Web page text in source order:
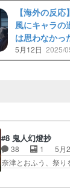
【海外の反
風にキャラの
は思わなかっ
5月12日 2025/
#8 鬼人幻燈抄
38 1
5月
奈津とおふう、祭